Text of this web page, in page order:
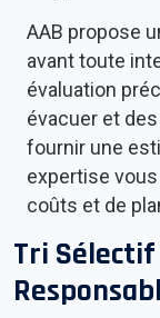
AAB propose
avant toute
évaluation
évacuer et
fournir une
expertise
coûts et de
Tri Sélectif